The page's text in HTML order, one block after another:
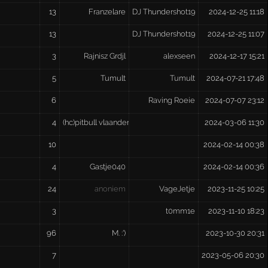
13 Franzelare DJ Thundershot19 2024-12-25 11:18
13 DJ Thundershot19 2024-12-25 11:07
3 Rajnisz Grdjl alexseen 2024-12-17 15:21
5 Tumult Tumult 2024-07-21 17:48
6 Raving Roeie 2024-07-07 23:12
4 (hc)pitbull vlaanderen 2024-03-06 11:30
10 2024-02-14 00:38
4 Gastje040 2024-02-14 00:36
24 anoniem VageJetje 2023-11-25 10:25
3 t0mm1e 2023-11-10 18:23
96 M. :') 2023-10-30 20:31
7 2023-05-06 20:30